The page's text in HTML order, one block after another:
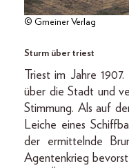
© Gmeiner Verlag
Sturm über triest
Triest im Jahre
über die Stadt und
Stimmung. Als auf
Leiche eines
der ermittelnde
Agentenkrieg